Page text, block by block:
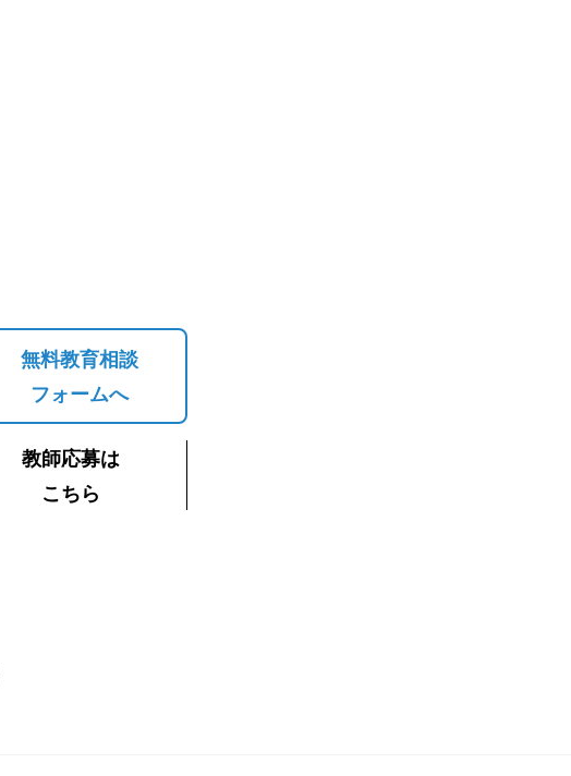
無料教育相談
フォームへ
教師応募は
こちら